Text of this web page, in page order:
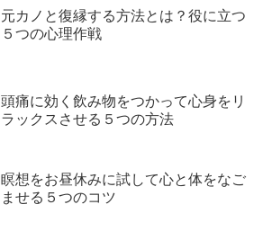
元カノと復縁する方法とは？役に立つ
５つの心理作戦
頭痛に効く飲み物をつかって心身をリ
ラックスさせる５つの方法
瞑想をお昼休みに試して心と体をなご
ませる５つのコツ